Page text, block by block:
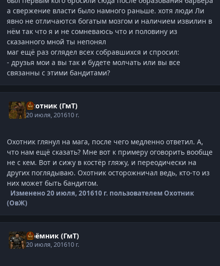
а свержение власти было намного раньше. хотя люди Ли
явно не отличаются богатым мозгом и наличием извилин в
нём так что я и не сомневаюсь что и половину из
сказанного мной ты непонял
маг ещё раз оглядел всех собравшихся и спросил:
- друзья мои а вы так и будете молчать или вы все
связанны с этими бандитами?
Охотник (ГмТ)
20 июля, 201610 г.
Охотник глянул на мага, после чего медленно ответил. А,
что нам ещё сказать? Мне вот к примеру оговорить вообще
не с кем. Вот и сижу в костёр гляжу, и переодически на
других поглядываю. Охотник осторожничал ведь, кто-то из
них может быть бандитом.
Изменено20 июля, 201610 г. пользователем Охотник
(ОвЖ)
Наёмник (ГмТ)
20 июля, 201610 г.